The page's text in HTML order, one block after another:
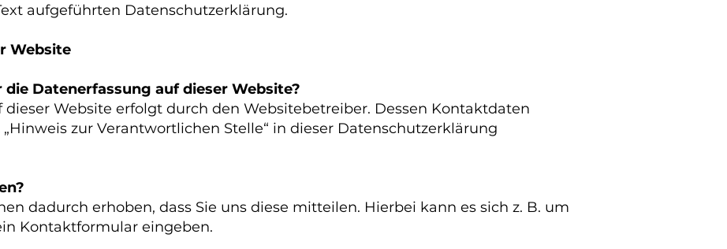
aufgeführten Datenschutzerklärung.
Website
Datenerfassung auf dieser Website?
Website erfolgt durch den Websitebetreiber. Dessen Kontaktdaten
zur Verantwortlichen Stelle“ in dieser Datenschutzerklärung
dadurch erhoben, dass Sie uns diese mitteilen. Hierbei kann es sich z. B. um
Kontaktformular eingeben.